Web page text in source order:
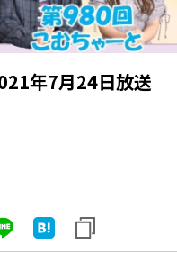
年7月24日放送